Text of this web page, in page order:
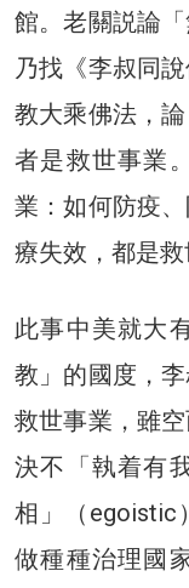
館。老關説論
乃找《李叔同
教大乘佛法，
者是救世事業
業：如何防疫
療失效，都是救
此事中美就大
教」的國度，
救世事業，雖
決不「執着有
相」（egoistic
做種種治理國